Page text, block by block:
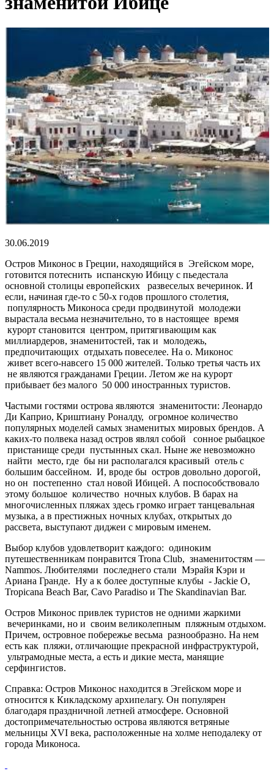
30.06.2019
Остров Миконос в Греции, находящийся в Эгейском море,
готовится потеснить испанскую Ибицу с пьедестала
основной столицы европейских развеселых вечеринок. И
если, начиная где-то с 50-х годов прошлого столетия,
популярность Миконоса среди продвинутой молодежи
вырастала весьма незначительно, то в настоящее время
курорт становится центром, притягивающим как
миллиардеров, знаменитостей, так и молодежь,
предпочитающих отдыхать повеселее. На о. Миконос
живет всего-навсего 15 000 жителей. Только третья часть их
не являются гражданами Греции. Летом же на курорт
прибывает без малого 50 000 иностранных туристов.
Частыми гостями острова являются знаменитости: Леонардо
Ди Каприо, Криштиану Роналду, огромное количество
популярных моделей самых знаменитых мировых брендов. А
каких-то полвека назад остров являл собой сонное рыбацкое
пристанище среди пустынных скал. Ныне же невозможно
найти место, где бы ни располагался красивый отель с
большим бассейном. И, вроде бы остров довольно дорогой,
но он постепенно стал новой Ибицей. А поспособствовало
этому большое количество ночных клубов. В барах на
многочисленных пляжах здесь громко играет танцевальная
музыка, а в престижных ночных клубах, открытых до
рассвета, выступают диджеи с мировым именем.
Выбор клубов удовлетворит каждого: одиноким
путешественникам понравится Trona Club, знаменитостям —
Nammos. Любителями последнего стали Мэрайя Кэри и
Ариана Гранде. Ну а к более доступные клубы - Jackie O,
Tropicana Beach Bar, Cavo Paradiso и The Skandinavian Bar.
Остров Миконос привлек туристов не одними жаркими
вечеринками, но и своим великолепным пляжным отдыхом.
Причем, островное побережье весьма разнообразно. На нем
есть как пляжи, отличающие прекрасной инфраструктурой,
ультрамодные места, а есть и дикие места, манящие
серфингистов.
Справка: Остров Миконос находится в Эгейском море и
относится к Кикладскому архипелагу. Он популярен
благодаря праздничной летней атмосфере. Основной
достопримечательностью острова являются ветряные
мельницы XVI века, расположенные на холме неподалеку от
города Миконоса.